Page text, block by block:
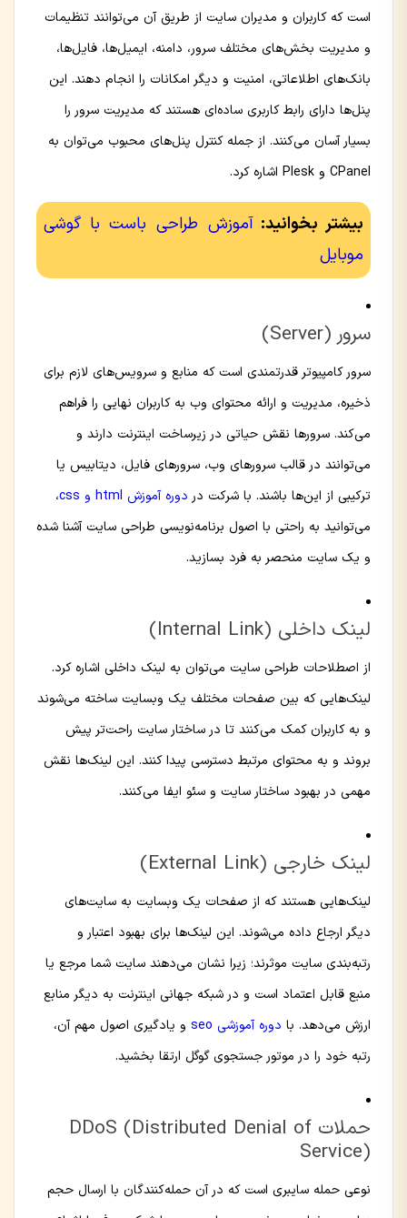
است که کاربران و مدیران سایت از طریق آن می‌توانند تنظیمات
و مدیریت بخش‌های مختلف سرور، دامنه، ایمیل‌ها، فایل‌ها،
بانک‌های اطلاعاتی، امنیت و دیگر امکانات را انجام دهند. این
پنل‌ها دارای رابط کاربری ساده‌ای هستند که مدیریت سرور را
بسیار آسان می‌کنند. از جمله کنترل پنل‌های محبوب می‌توان به
CPanel و Plesk اشاره کرد.
بیشتر بخوانید:آموزش طراحی باست با گوشی
موبایل
سرور (Server)
سرور کامپیوتر قدرتمندی است که منابع و سرویس‌های لازم برای
ذخیره، مدیریت و ارائه محتوای وب به کاربران نهایی را فراهم
می‌کند. سرورها نقش حیاتی در زیرساخت اینترنت دارند و
می‌توانند در قالب سرورهای وب، سرورهای فایل، دیتابیس یا
ترکیبی از این‌ها باشند. با شرکت در دوره آموزش html و css
،
می‌توانید به راحتی با اصول برنامه‌نویسی طراحی سایت آشنا شده
و یک سایت منحصر به فرد بسازید.
لینک داخلی (Internal Link)
از اصطلاحات طراحی سایت می‌توان به لینک داخلی اشاره کرد.
لینک‌هایی که بین صفحات مختلف یک وبسایت ساخته می‌شوند
و به کاربران کمک می‌کنند تا در ساختار سایت راحت‌تر پیش
بروند و به محتوای مرتبط دسترسی پیدا کنند. این لینک‌ها نقش
مهمی در بهبود ساختار سایت و سئو ایفا می‌کنند.
لینک خارجی (External Link)
لینک‌هایی هستند که از صفحات یک وبسایت به سایت‌های
دیگر ارجاع داده می‌شوند. این لینک‌ها برای بهبود اعتبار و
رتبه‌بندی سایت موثرند؛ زیرا نشان می‌دهند سایت شما مرجع یا
منبع قابل اعتماد است و در شبکه جهانی اینترنت به دیگر منابع
ارزش می‌دهد. با دوره آموزشی seo
و یادگیری اصول مهم آن،
رتبه خود را در موتور جستجوی گوگل ارتقا بخشید.
حملات DDoS (Distributed Denial of
Service)
نوعی حمله سایبری است که در آن حمله‌کنندگان با ارسال حجم